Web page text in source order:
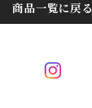
商品一覧に戻る